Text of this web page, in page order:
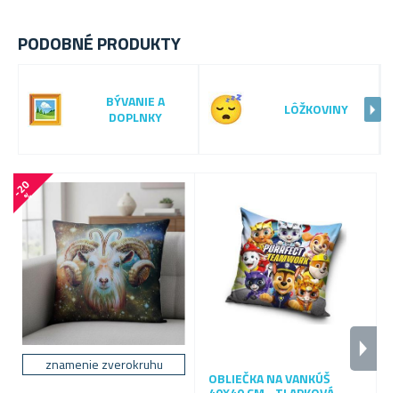
PODOBNÉ PRODUKTY
BÝVANIE A
DOPLNKY
LÔŽKOVINY
-
2
0
%
znamenie zverokruhu
OBLIEČKA NA VANKÚŠ